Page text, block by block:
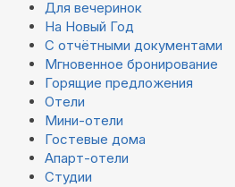
Для вечеринок
На Новый Год
С отчётными документами
Мгновенное бронирование
Горящие предложения
Отели
Мини-отели
Гостевые дома
Апарт-отели
Студии